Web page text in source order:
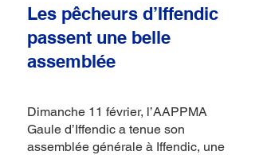
Les pêcheurs d’Iffendic
passent une belle
assemblée
Dimanche 11 février, l’AAPPMA
Gaule d’Iffendic a tenue son
assemblée générale à Iffendic, une